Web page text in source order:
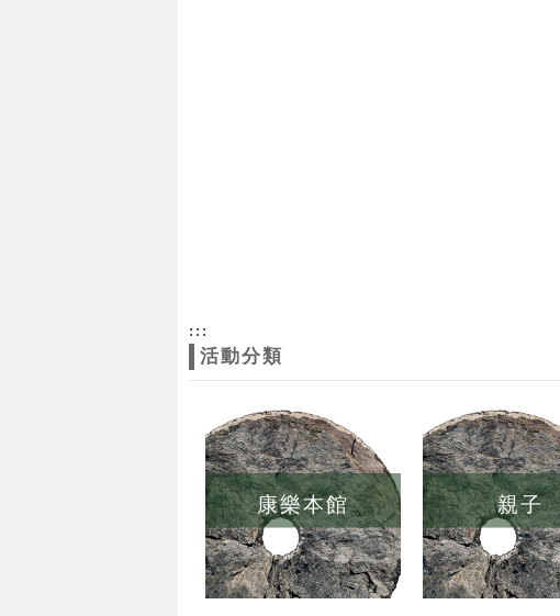
:::
活動分類
康樂本館 親子